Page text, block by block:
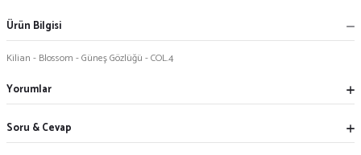
Ürün Bilgisi
Kilian - Blossom - Güneş Gözlüğü - COL.4
Yorumlar
Soru & Cevap